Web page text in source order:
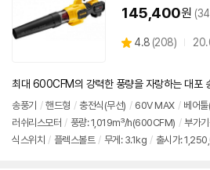
145,400원
별
4.8 (상
208)
상
최대 600CFM의 강력한 풍량을 자랑하는 대포
송풍기 / 핸드형 / 충전식(무선) / 60V MAX / 베어
러쉬리스모터 / 풍량: 1,019㎥/h(600CFM) / 부가
식스위치 / 플렉스볼트 / 무게: 3.1kg / 출시가: